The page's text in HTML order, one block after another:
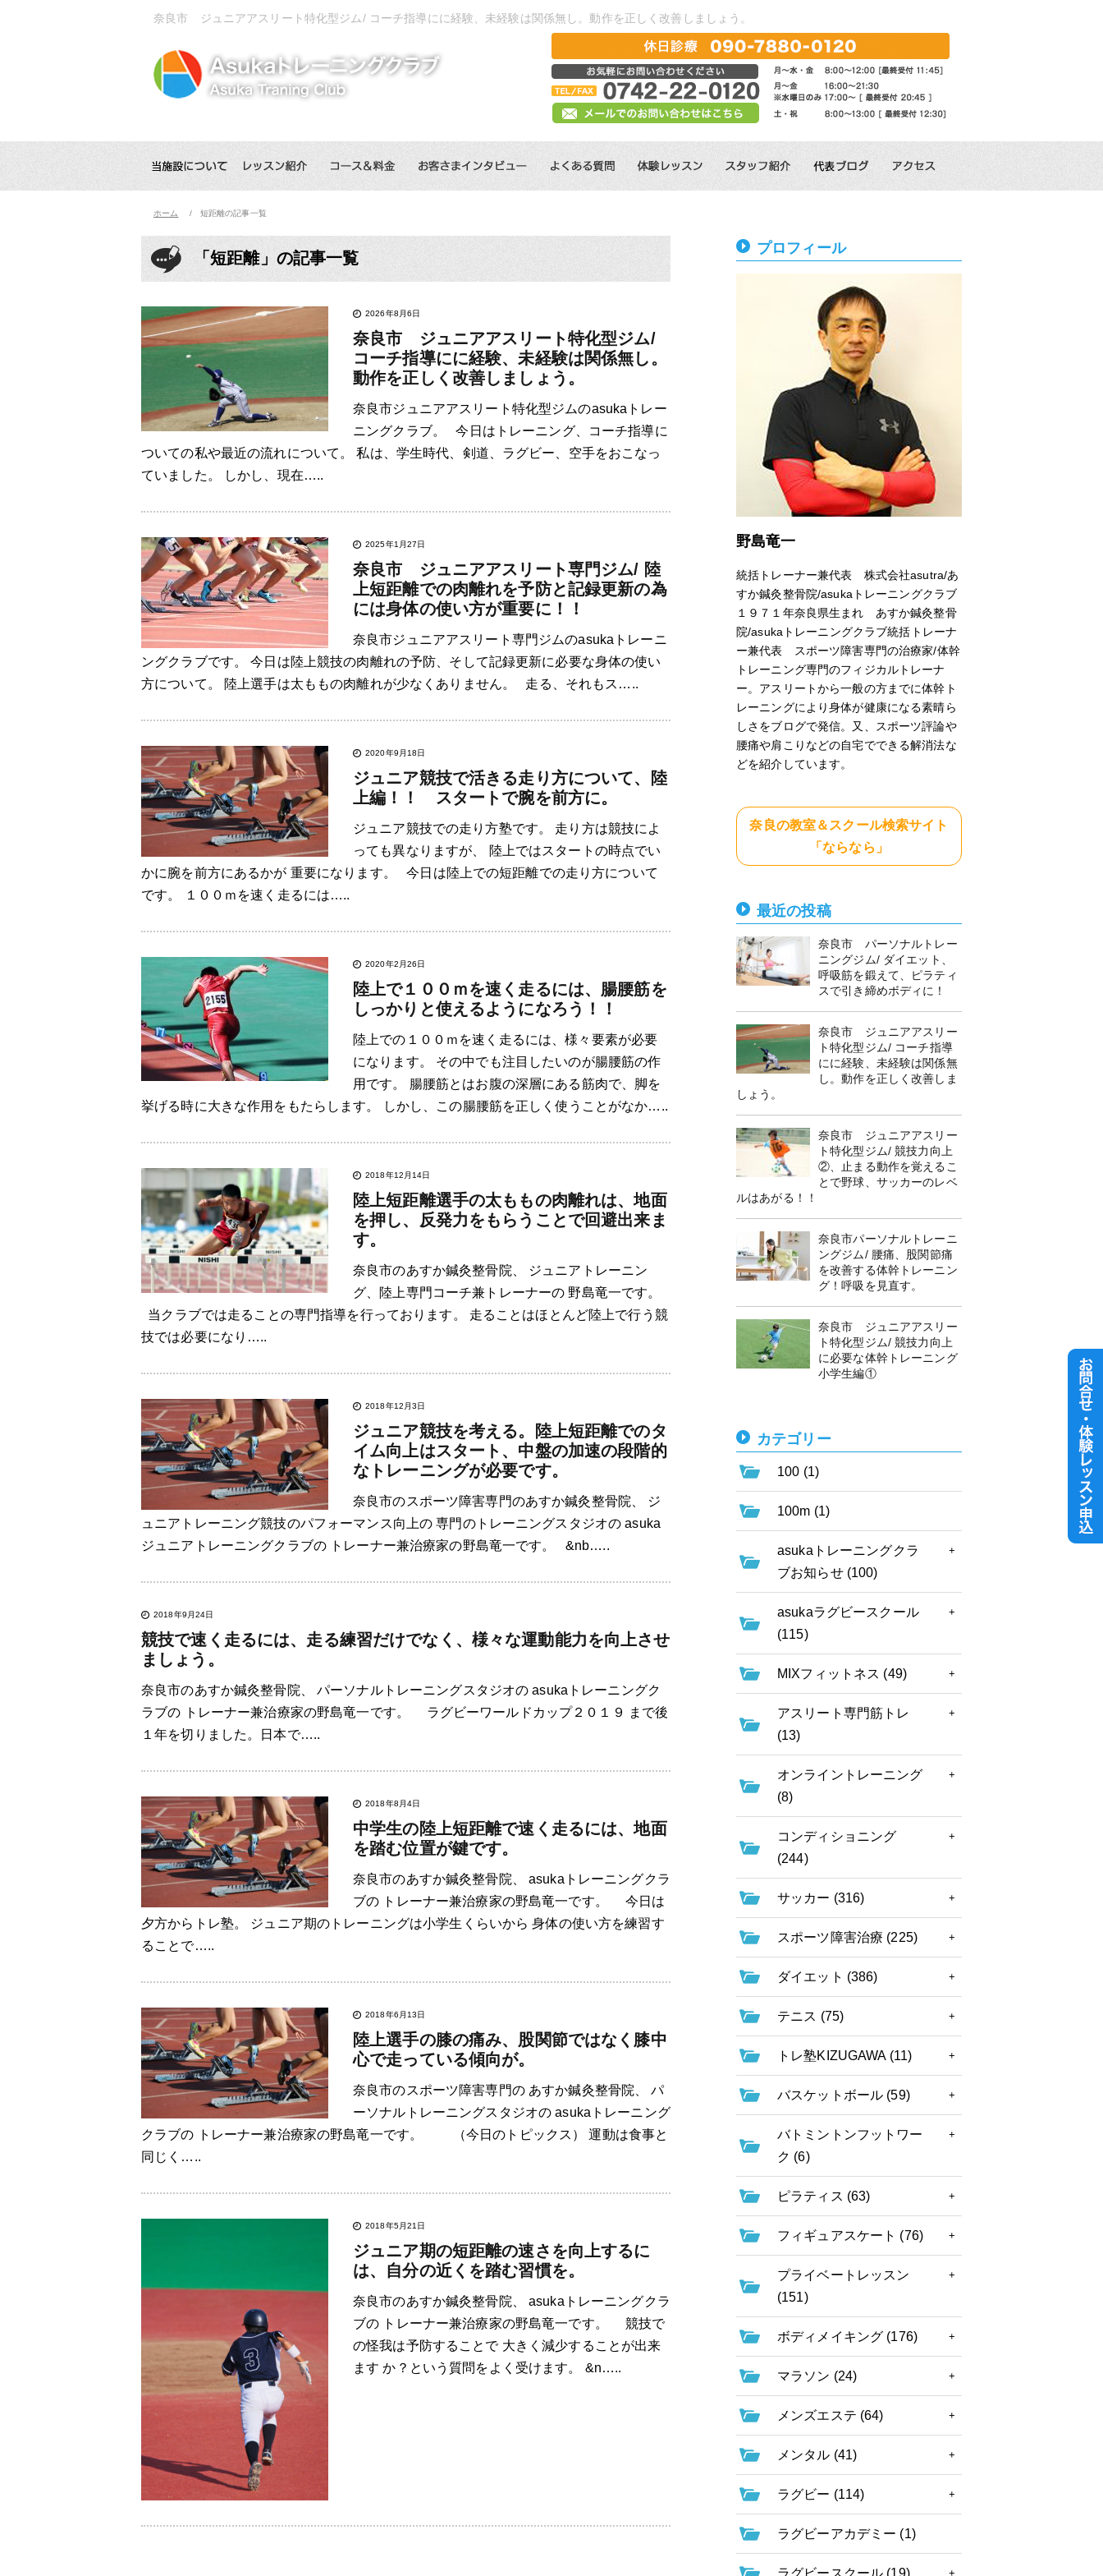
奈良市 ジュニアアスリート特化型ジム/ コーチ指導にに経験、未経験は関係無し。動作を正しく改善しましょう。
ホーム 短距離の記事一覧
「短距離」の記事一覧
2026年8月6日
奈良市 ジュニアアスリート特化型ジム/
コーチ指導にに経験、未経験は関係無し。
動作を正しく改善しましょう。
奈良市ジュニアアスリート特化型ジムのasukaトレー
ニングクラブ。 今日はトレーニング、コーチ指導に
ついての私や最近の流れについて。 私は、学生時代、剣道、ラグビー、空手をおこなっ
ていました。 しかし、現在…..
2025年1月27日
奈良市 ジュニアアスリート専門ジム/ 陸
上短距離での肉離れを予防と記録更新の為
には身体の使い方が重要に！！
奈良市ジュニアアスリート専門ジムのasukaトレーニ
ングクラブです。 今日は陸上競技の肉離れの予防、そして記録更新に必要な身体の使い
方について。 陸上選手は太ももの肉離れが少なくありません。 走る、それもス…..
2020年9月18日
ジュニア競技で活きる走り方について、陸
上編！！ スタートで腕を前方に。
ジュニア競技での走り方塾です。 走り方は競技によ
っても異なりますが、 陸上ではスタートの時点でい
かに腕を前方にあるかが 重要になります。 今日は陸上での短距離での走り方について
です。 １００ｍを速く走るには…..
2020年2月26日
陸上で１００ｍを速く走るには、腸腰筋を
しっかりと使えるようになろう！！
陸上での１００ｍを速く走るには、様々要素が必要
になります。 その中でも注目したいのが腸腰筋の作
用です。 腸腰筋とはお腹の深層にある筋肉で、脚を
挙げる時に大きな作用をもたらします。 しかし、この腸腰筋を正しく使うことがなか…..
2018年12月14日
陸上短距離選手の太ももの肉離れは、地面
を押し、反発力をもらうことで回避出来ま
す。
奈良市のあすか鍼灸整骨院、 ジュニアトレーニン
グ、陸上専門コーチ兼トレーナーの 野島竜一です。
当クラブでは走ることの専門指導を行っております。 走ることはほとんど陸上で行う競
技では必要になり…..
2018年12月3日
ジュニア競技を考える。陸上短距離でのタ
イム向上はスタート、中盤の加速の段階的
なトレーニングが必要です。
奈良市のスポーツ障害専門のあすか鍼灸整骨院、 ジ
ュニアトレーニング競技のパフォーマンス向上の 専門のトレーニングスタジオの asuka
ジュニアトレーニングクラブの トレーナー兼治療家の野島竜一です。 &nb…..
2018年9月24日
競技で速く走るには、走る練習だけでなく、様々な運動能力を向上させ
ましょう。
奈良市のあすか鍼灸整骨院、 パーソナルトレーニングスタジオの asukaトレーニングク
ラブの トレーナー兼治療家の野島竜一です。 ラグビーワールドカップ２０１９ まで後
１年を切りました。日本で…..
2018年8月4日
中学生の陸上短距離で速く走るには、地面
を踏む位置が鍵です。
奈良市のあすか鍼灸整骨院、 asukaトレーニングクラ
ブの トレーナー兼治療家の野島竜一です。 今日は
夕方からトレ塾。 ジュニア期のトレーニングは小学生くらいから 身体の使い方を練習す
ることで…..
2018年6月13日
陸上選手の膝の痛み、股関節ではなく膝中
心で走っている傾向が。
奈良市のスポーツ障害専門の あすか鍼灸整骨院、 パ
ーソナルトレーニングスタジオの asukaトレーニング
クラブの トレーナー兼治療家の野島竜一です。 （今日のトピックス） 運動は食事と
同じく…..
2018年5月21日
ジュニア期の短距離の速さを向上するに
は、自分の近くを踏む習慣を。
奈良市のあすか鍼灸整骨院、 asukaトレーニングクラ
ブの トレーナー兼治療家の野島竜一です。 競技で
の怪我は予防することで 大きく減少することが出来
ます か？という質問をよく受けます。 &n…..
プロフィール
野島竜一
統括トレーナー兼代表 株式会社asutra/あ
すか鍼灸整骨院/asukaトレーニングクラブ
１９７１年奈良県生まれ あすか鍼灸整骨
院/asukaトレーニングクラブ統括トレーナ
ー兼代表 スポーツ障害専門の治療家/体幹
トレーニング専門のフィジカルトレーナ
ー。アスリートから一般の方までに体幹ト
レーニングにより身体が健康になる素晴ら
しさをブログで発信。又、スポーツ評論や
腰痛や肩こりなどの自宅でできる解消法な
どを紹介しています。
奈良の教室＆スクール検索サイト
「ならなら」
最近の投稿
奈良市 パーソナルトレー
ニングジム/ ダイエット、
呼吸筋を鍛えて、ピラティ
スで引き締めボディに！
奈良市 ジュニアアスリー
ト特化型ジム/ コーチ指導
にに経験、未経験は関係無
し。動作を正しく改善しま
しょう。
奈良市 ジュニアアスリー
ト特化型ジム/ 競技力向上
②、止まる動作を覚えるこ
とで野球、サッカーのレベ
ルはあがる！！
奈良市パーソナルトレーニ
ングジム/ 腰痛、股関節痛
を改善する体幹トレーニン
グ！呼吸を見直す。
奈良市 ジュニアアスリー
ト特化型ジム/ 競技力向上
に必要な体幹トレーニング
小学生編①
カテゴリー
100 (1)
100m (1)
asukaトレーニングクラ
ブお知らせ (100)
asukaラグビースクール
(115)
MIXフィットネス (49)
アスリート専門筋トレ
(13)
オンライントレーニング
(8)
コンディショニング
(244)
サッカー (316)
スポーツ障害治療 (225)
ダイエット (386)
テニス (75)
トレ塾KIZUGAWA (11)
バスケットボール (59)
バトミントンフットワー
ク (6)
ピラティス (63)
フィギュアスケート (76)
プライベートレッスン
(151)
ボディメイキング (176)
マラソン (24)
メンズエステ (64)
メンタル (41)
ラグビー (114)
ラグビーアカデミー (1)
ラグビースクール (19)